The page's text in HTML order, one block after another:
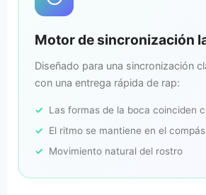
Motor de sincronización
Diseñado para una sincronización
con una entrega rápida de rap:
Las formas de la boca coinciden
El ritmo se mantiene en el compás
Movimiento natural del rostro